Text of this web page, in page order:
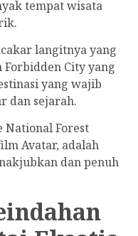
tempat wisata
langitnya yang
City yang
yang wajib
dan sejarah.
National Forest
Avatar, adalah
dan penuh